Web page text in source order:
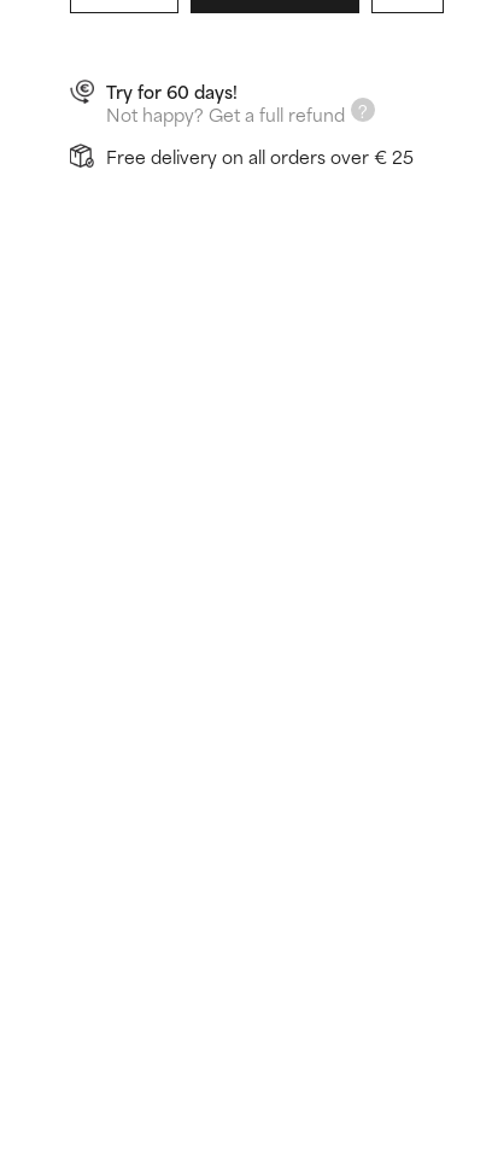
Try for 60 days!
Not happy? Get a full refund
Free delivery on all orders over € 25